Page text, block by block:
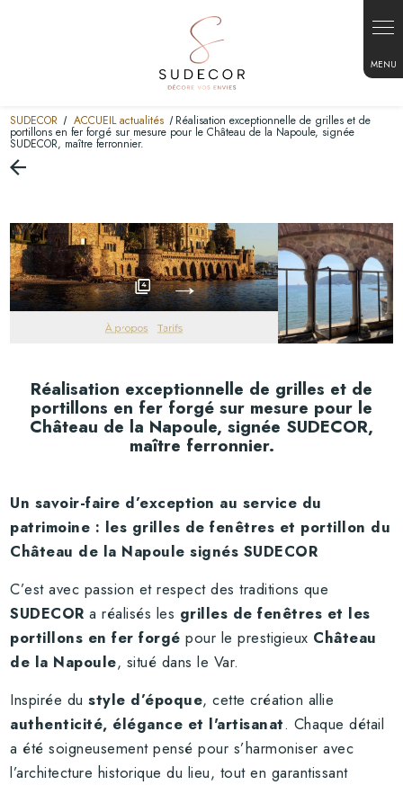
SUDECOR ACCUEIL actualités Réalisation exceptionnelle de grilles et de
portillons en fer forgé sur mesure pour le Château de la Napoule, signée
SUDECOR, maître ferronnier.
Réalisation exceptionnelle de grilles et de
portillons en fer forgé sur mesure pour le
Château de la Napoule, signée SUDECOR,
maître ferronnier.
Un savoir-faire d’exception au service du
patrimoine : les grilles de fenêtres et portillon du
Château de la Napoule signés SUDECOR
C’est avec passion et respect des traditions que
SUDECOR a réalisés les grilles de fenêtres et les
portillons en fer forgé pour le prestigieux Château
de la Napoule, situé dans le Var.
Inspirée dustyle d’époque, cette création allie
authenticité, élégance et l'artisanat. Chaque détail
a été soigneusement pensé pour s’harmoniser avec
l’architecture historique du lieu, tout en garantissant